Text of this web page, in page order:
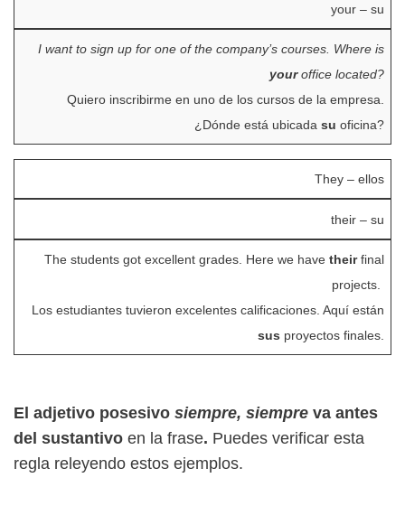
your – su
I want to sign up for one of the company’s courses. Where is
youroffice located?
Quiero inscribirme en uno de los cursos de la empresa.
¿Dónde está ubicada su oficina?
They – ellos
their – su
The students got excellent grades. Here we have theirfinal
projects.
Los estudiantes tuvieron excelentes calificaciones. Aquí están
sus proyectos finales.
El adjetivo posesivo siempre, siempre va antes
del sustantivo en la frase. Puedes verificar esta
regla releyendo estos ejemplos.